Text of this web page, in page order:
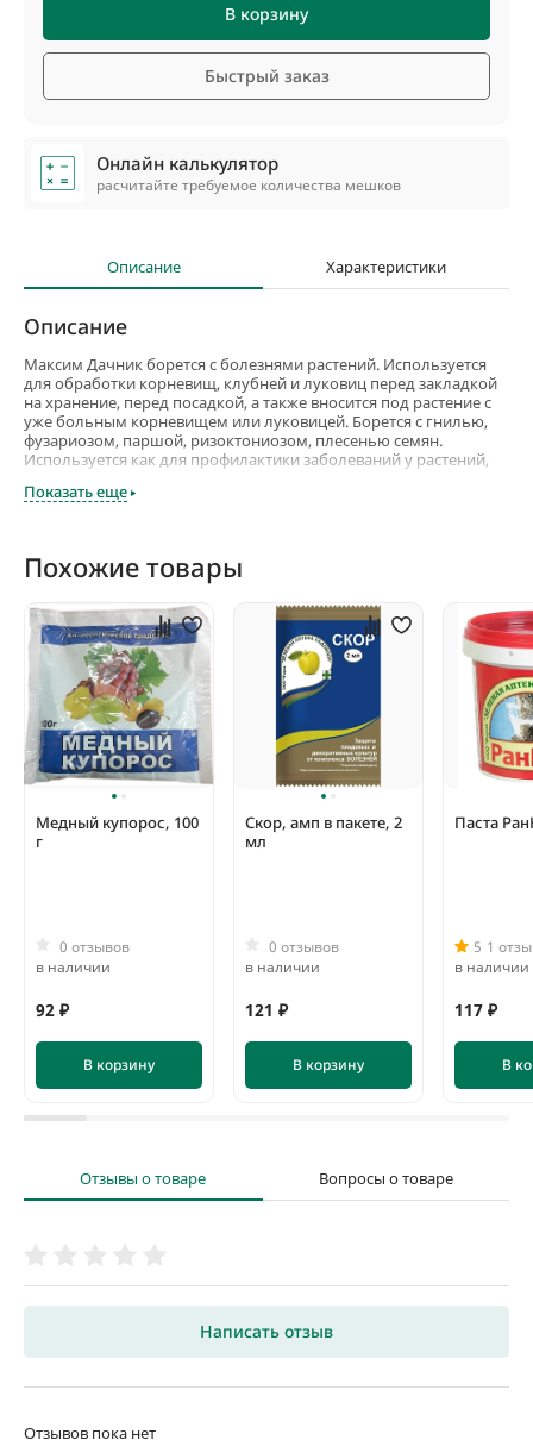
В корзину
Быстрый заказ
Онлайн калькулятор
расчитайте требуемое количества мешков
Описание Характеристики
Описание
Максим Дачник борется с болезнями растений. Используется
для обработки корневищ, клубней и луковиц перед закладкой
на хранение, перед посадкой, а также вносится под растение с
уже больным корневищем или луковицей. Борется с гнилью,
фузариозом, паршой, ризоктониозом, плесенью семян.
Используется как для профилактики заболеваний у растений,
растений. Применяется для гороха, картофеля, луковичных
Этот препарат дезинфицирует почву и посадочный материал, и
заболеваний. Растения, обработанные препаратом Максим
Дачник, защищены от болезней все время хранения и роста. Это
средство защищает от болезней не только растения, но и
прикорневой слой почвы. Безопасен для естественной
микрофлоры почвы.
Показать еще
Похожие товары
Медный купорос, 100
г
0 отзывов
в наличии
92 ₽
В корзину
Скор, амп в пакете, 2
мл
0 отзывов
в наличии
121 ₽
В корзину
Паста
5 1
в наличии
117 ₽
В
Отзывы о товаре Вопросы о товаре
Написать отзыв
Отзывов пока нет